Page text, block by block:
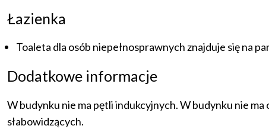
Łazienka
Toaleta dla osób niepełnosprawnych znajduje się na
Dodatkowe informacje
W budynku nie ma pętli indukcyjnych. W budynku nie
słabowidzących.